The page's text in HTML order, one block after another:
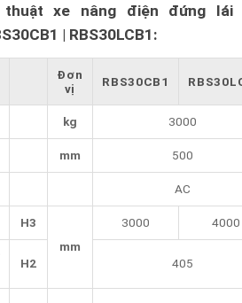
xe nâng điện đứng lái
| RBS30LCB1:
Đơn
vị
RBS30CB1
kg 3000
mm 500
AC
H3
mm
3000 4000
H2 405